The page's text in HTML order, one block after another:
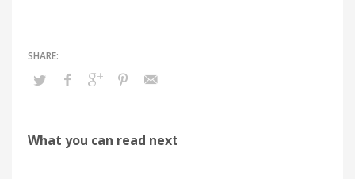
What you can read next